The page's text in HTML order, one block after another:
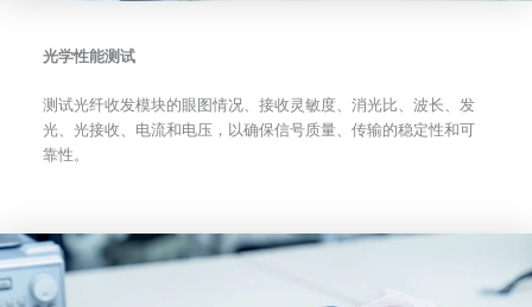
光学性能测试
测试光纤收发模块的眼图情况、接收灵敏度、消光比、波长、发
光、光接收、电流和电压，以确保信号质量、传输的稳定性和可
靠性。